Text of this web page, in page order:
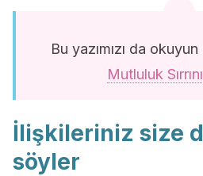
Bu yazımızı da okuyun
Mutluluk
İlişkileriniz size
söyler